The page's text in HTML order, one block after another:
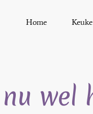
Home
wel